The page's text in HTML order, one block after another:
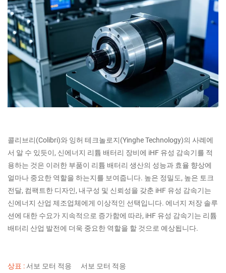
콜리브리(Colibri)와 잉허 테크놀로지(Yinghe Technology)의 사례에
서 알 수 있듯이, 신에너지 리튬 배터리 장비에 iHF 유성 감속기를 적
용하는 것은 이러한 부품이 리튬 배터리 생산의 성능과 효율 향상에
얼마나 중요한 역할을 하는지를 보여줍니다. 높은 정밀도, 높은 토크
전달, 컴팩트한 디자인, 내구성 및 신뢰성을 갖춘 iHF 유성 감속기는
신에너지 산업 제조업체에게 이상적인 선택입니다. 에너지 저장 솔루
션에 대한 수요가 지속적으로 증가함에 따라, iHF 유성 감속기는 리튬
배터리 산업 발전에 더욱 중요한 역할을 할 것으로 예상됩니다.
상표 :서보 모터 적응 서보 모터 적응